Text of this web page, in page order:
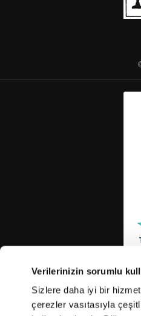
Verilerinizin sorumlu
Sizlere daha iyi bir
çerezler vasıtasıyla